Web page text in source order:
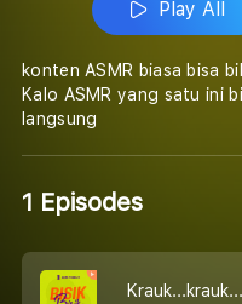
Play All
konten ASMR biasa bisa
Kalo ASMR yang satu ini
langsung
1 Episodes